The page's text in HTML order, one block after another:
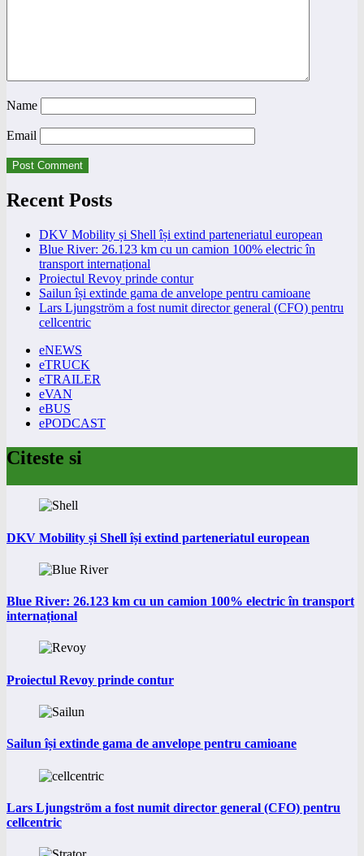
Name
Email
Recent Posts
DKV Mobility și Shell își extind parteneriatul european
Blue River: 26.123 km cu un camion 100% electric în
transport internațional
Proiectul Revoy prinde contur
Sailun își extinde gama de anvelope pentru camioane
Lars Ljungström a fost numit director general (CFO) pentru
cellcentric
eNEWS
eTRUCK
eTRAILER
eVAN
eBUS
ePODCAST
Citeste si
DKV Mobility și Shell își extind parteneriatul european
Blue River: 26.123 km cu un camion 100% electric în transport
internațional
Proiectul Revoy prinde contur
Sailun își extinde gama de anvelope pentru camioane
Lars Ljungström a fost numit director general (CFO) pentru
cellcentric